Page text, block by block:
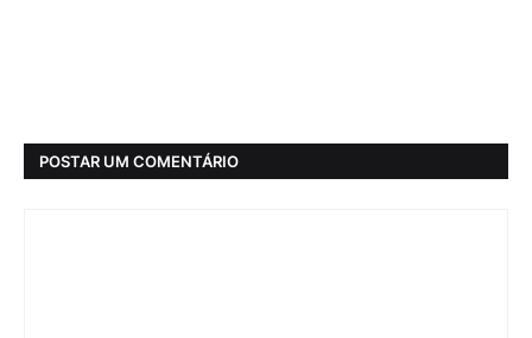
POSTAR UM COMENTÁRIO